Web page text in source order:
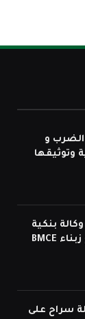
الضرب و
وتوثيقها
بنكية
يختلس المليارات من ودائع زبناء BMCE
سراح على